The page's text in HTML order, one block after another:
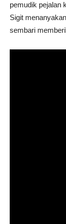
pemudik pejalan
Sigit
sembari